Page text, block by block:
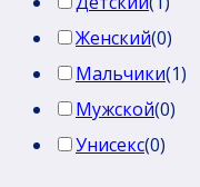
Женский(0)
Мальчики(1)
Мужской(0)
Унисекс(0)